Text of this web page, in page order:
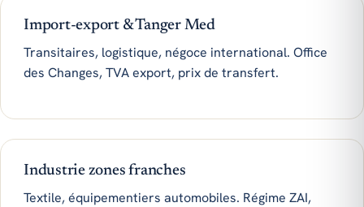
Import-export & Tanger Med
Transitaires, logistique, négoce international. Office
des Changes, TVA export, prix de transfert.
Industrie zones franches
Textile, équipementiers automobiles. Régime ZAI,